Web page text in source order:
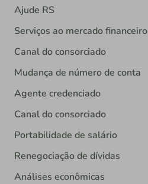
Ajude RS
Serviços ao mercado financeiro
Canal do consorciado
Mudança de número de conta
Agente credenciado
Canal do consorciado
Portabilidade de salário
Renegociação de dívidas
Análises econômicas